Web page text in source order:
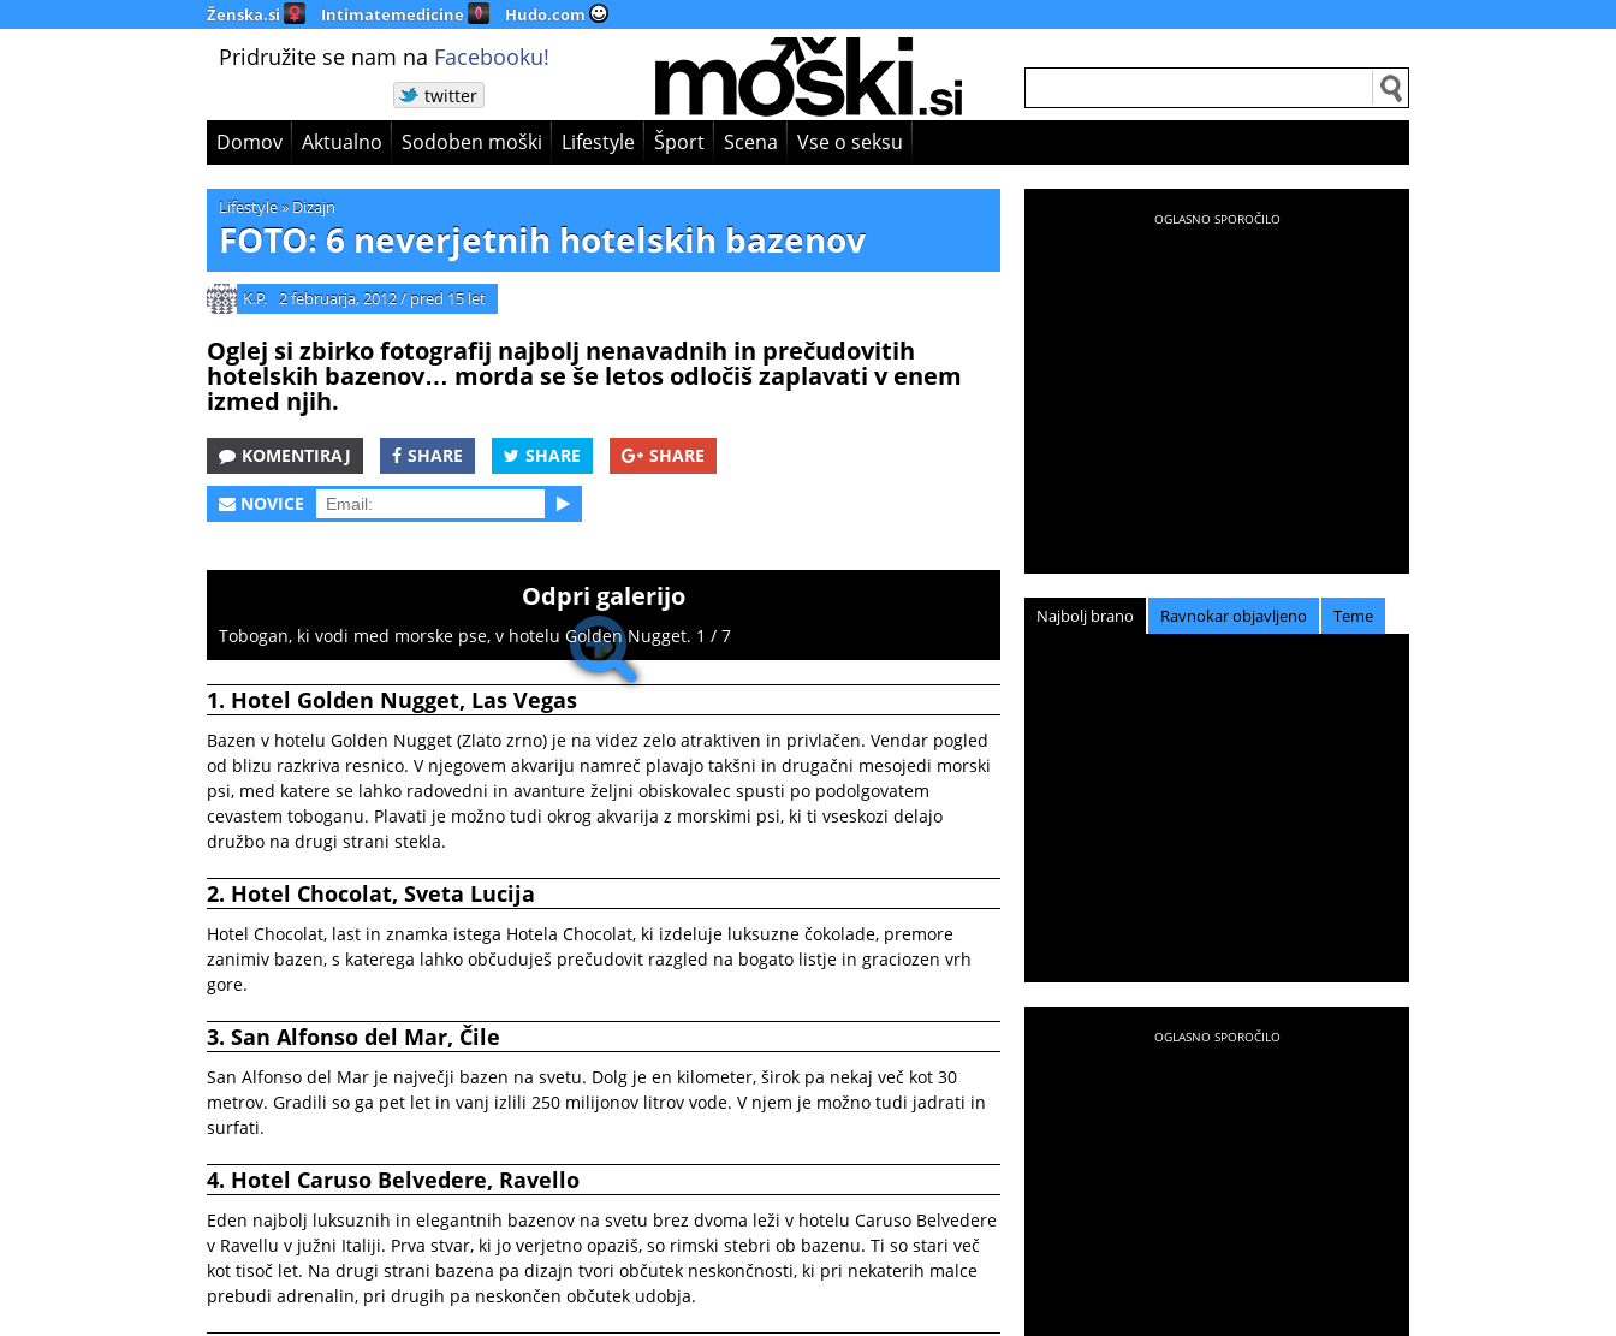
Ženska.si Intimatemedicine Hudo.com
Pridružite se nam na Facebooku!
twitter
Domov Aktualno Sodoben moški Lifestyle Šport Scena Vse o seksu
Lifestyle» Dizajn
FOTO: 6 neverjetnih hotelskih bazenov
K.P. 2 februarja, 2012/ pred 15 let
Oglej si zbirko fotografij najbolj nenavadnih in prečudovitih
hotelskih bazenov… morda se še letos odločiš zaplavati v enem
izmed njih.
KOMENTIRAJ SHARE SHARE SHARE
NOVICE
Odpri galerijo
Tobogan, ki vodi med morske pse, v hotelu Golden Nugget. 1 / 7
1. Hotel Golden Nugget, Las Vegas
Bazen v hotelu Golden Nugget (Zlato zrno) je na videz zelo atraktiven in privlačen. Vendar pogled
od blizu razkriva resnico. V njegovem akvariju namreč plavajo takšni in drugačni mesojedi morski
psi, med katere se lahko radovedni in avanture željni obiskovalec spusti po podolgovatem
cevastem toboganu. Plavati je možno tudi okrog akvarija z morskimi psi, ki ti vseskozi delajo
družbo na drugi strani stekla.
2. Hotel Chocolat, Sveta Lucija
Hotel Chocolat, last in znamka istega Hotela Chocolat, ki izdeluje luksuzne čokolade, premore
zanimiv bazen, s katerega lahko občuduješ prečudovit razgled na bogato listje in graciozen vrh
gore.
3. San Alfonso del Mar, Čile
San Alfonso del Mar je največji bazen na svetu. Dolg je en kilometer, širok pa nekaj več kot 30
metrov. Gradili so ga pet let in vanj izlili 250 milijonov litrov vode. V njem je možno tudi jadrati in
surfati.
4. Hotel Caruso Belvedere, Ravello
Eden najbolj luksuznih in elegantnih bazenov na svetu brez dvoma leži v hotelu Caruso Belvedere
v Ravellu v južni Italiji. Prva stvar, ki jo verjetno opaziš, so rimski stebri ob bazenu. Ti so stari več
kot tisoč let. Na drugi strani bazena pa dizajn tvori občutek neskončnosti, ki pri nekaterih malce
prebudi adrenalin, pri drugih pa neskončen občutek udobja.
Najbolj brano Ravnokar objavljeno Teme